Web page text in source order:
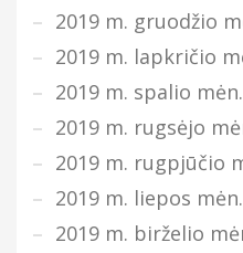
2019 m. gruodžio
2019 m. lapkričio
2019 m. spalio mėn.
2019 m. rugsėjo
2019 m. rugpjūčio
2019 m. liepos mėn.
2019 m. birželio